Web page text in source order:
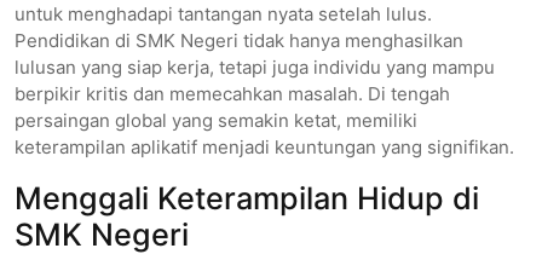
untuk menghadapi tantangan nyata setelah lulus.
Pendidikan di SMK Negeri tidak hanya menghasilkan
lulusan yang siap kerja, tetapi juga individu yang mampu
berpikir kritis dan memecahkan masalah. Di tengah
persaingan global yang semakin ketat, memiliki
keterampilan aplikatif menjadi keuntungan yang signifikan.
Menggali Keterampilan Hidup di
SMK Negeri